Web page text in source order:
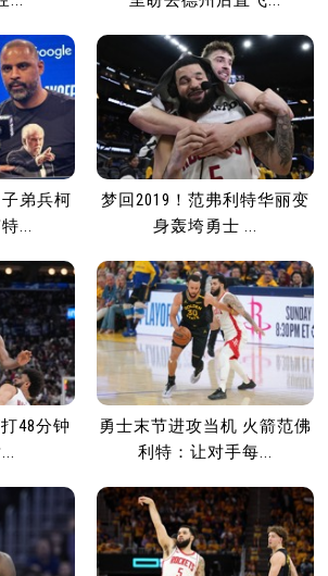
弟兵柯
...
梦回2019！范弗利特华丽变
身轰垮勇士 ...
48分钟
勇士末节进攻当机 火箭范佛
利特：让对手每...